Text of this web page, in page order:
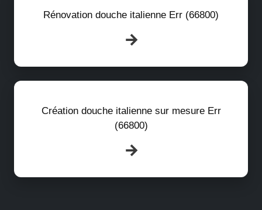
Rénovation douche italienne Err (66800)
Création douche italienne sur mesure Err
(66800)